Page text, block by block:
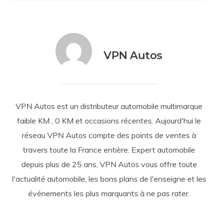
VPN Autos
VPN Autos est un distributeur automobile multimarque
faible KM , 0 KM et occasions récentes. Aujourd'hui le
réseau VPN Autos compte des points de ventes à
travers toute la France entière. Expert automobile
depuis plus de 25 ans, VPN Autos vous offre toute
l'actualité automobile, les bons plans de l'enseigne et les
événements les plus marquants à ne pas rater.